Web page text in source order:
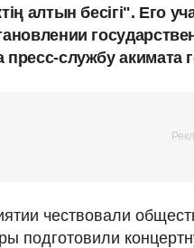
алтын бесігі". Его
пресс-службу акимата
чествовали
подготовили